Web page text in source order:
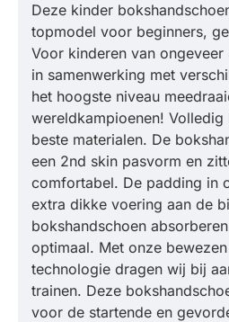
Deze kinder
topmodel voor beginners,
Voor kinderen van
in samenwerking met
het hoogste niveau
wereldkampioenen!
beste materialen. De
een 2nd skin pasvorm en
comfortabel. De padding in
extra dikke voering aan de
bokshandschoen
optimaal. Met onze
technologie dragen wij bij
trainen. Deze
voor de startende en